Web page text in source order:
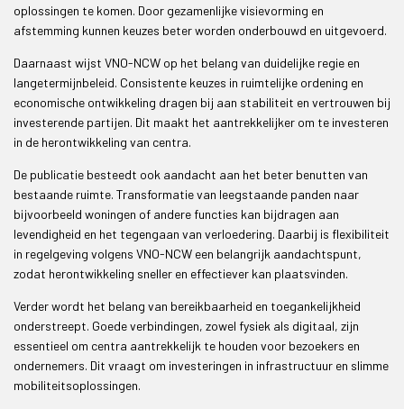
oplossingen te komen. Door gezamenlijke visievorming en
afstemming kunnen keuzes beter worden onderbouwd en uitgevoerd.
Daarnaast wijst VNO-NCW op het belang van duidelijke regie en
langetermijnbeleid. Consistente keuzes in ruimtelijke ordening en
economische ontwikkeling dragen bij aan stabiliteit en vertrouwen bij
investerende partijen. Dit maakt het aantrekkelijker om te investeren
in de herontwikkeling van centra.
De publicatie besteedt ook aandacht aan het beter benutten van
bestaande ruimte. Transformatie van leegstaande panden naar
bijvoorbeeld woningen of andere functies kan bijdragen aan
levendigheid en het tegengaan van verloedering. Daarbij is flexibiliteit
in regelgeving volgens VNO-NCW een belangrijk aandachtspunt,
zodat herontwikkeling sneller en effectiever kan plaatsvinden.
Verder wordt het belang van bereikbaarheid en toegankelijkheid
onderstreept. Goede verbindingen, zowel fysiek als digitaal, zijn
essentieel om centra aantrekkelijk te houden voor bezoekers en
ondernemers. Dit vraagt om investeringen in infrastructuur en slimme
mobiliteitsoplossingen.